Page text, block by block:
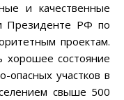
и качественные
Президенте РФ по
проектам.
хорошее состояние
опасных участков в
свыше 500